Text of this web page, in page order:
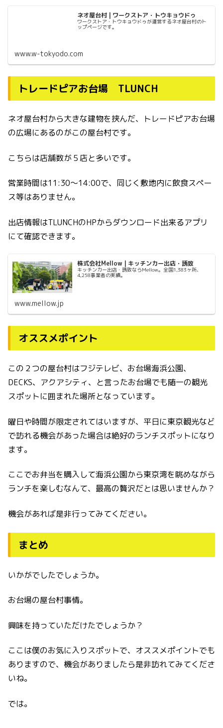
ネオ屋台村 | ワークストア・トウキョウドゥ
ワークストア・トウキョウドゥが運営するネオ屋台村のト
ップページです。
www.w-tokyodo.com
トレードピアお台場 TLUNCH
ネオ屋台村から大きな建物を挟んだ、トレードピアお台場
の広場にあるのがこの屋台村です。
こちらは店舗数が５店と多いです。
営業時間は11:30〜14:00で、同じく敷地内に飲食スペー
ス等はありません。
出店情報はTLUNCHのHPからダウンロード出来るアプリ
にて確認できます。
株式会社Mellow | キッチンカー出店・誘致
キッチンカー出店・誘致ならMellow。全国1,383ヶ所、
4,258事業者の実績。
www.mellow.jp
オススメポイント
この２つの屋台村はフジテレビ、お台場海浜公園、
DECKS、アクアシティ、と言ったお台場でも随一の観光
スポットに囲まれた場所となっています。
曜日や時間が限定されてはいますが、平日に東京観光など
で訪れる機会があった場合は絶好のランチスポットになり
ます。
ここでお弁当を購入して海浜公園から東京湾を眺めながら
ランチを楽しむなんて、最高の贅沢だとは思いませんか？
機会があれば是非行ってみてください。
まとめ
いかがでしたでしょうか。
お台場の屋台村事情。
興味を持っていただけたでしょうか？
ここは僕のお気に入りスポットで、オススメポイントでも
ありますので、機会がありましたら是非訪れてみてくださ
いね。
では。